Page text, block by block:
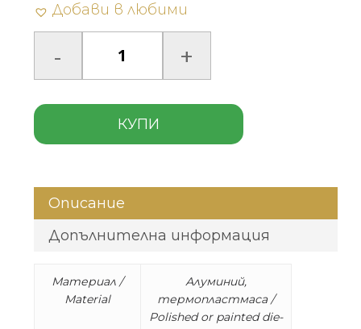
Добави в любими
КУПИ
Описание
Допълнителна информация
Материал /
Material
Алуминий,
термопластмаса /
Polished or painted die-